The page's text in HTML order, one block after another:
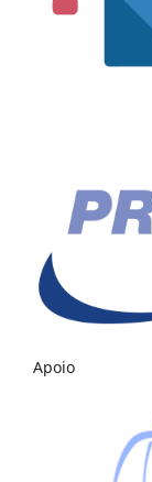
Apoio